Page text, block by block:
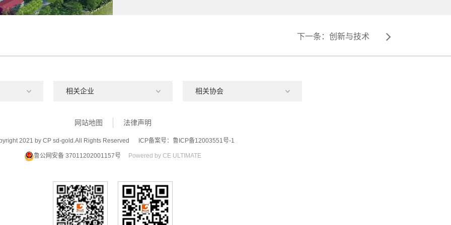
下一条： 创新与技术
网站地图 法律声明
2021 by CP sd-gold.All Rights Reserved ICP备案号：鲁ICP备12003551号-1
鲁公网安备 37011202001157号 Powered by CE ULTIMATE